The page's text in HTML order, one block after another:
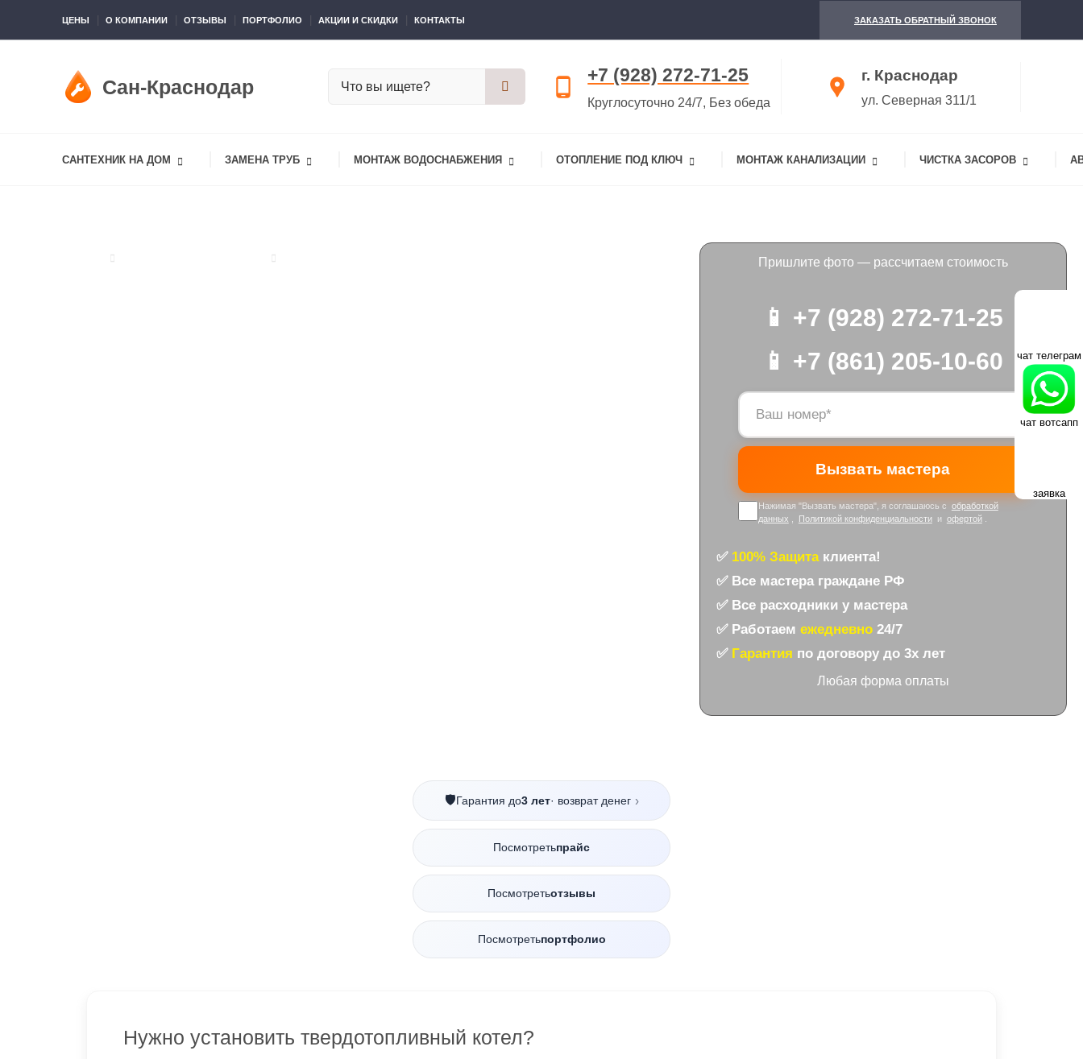
ЦЕНЫ О КОМПАНИИ ОТЗЫВЫ ПОРТФОЛИО АКЦИИ И СКИДКИ КОНТАКТЫ ЗАКАЗАТЬ ОБРАТНЫЙ ЗВОНОК
Сан-Краснодар
+7 (928) 272-71-25
Круглосуточно 24/7, Без обеда
г. Краснодар
ул. Северная 311/1
САНТЕХНИК НА ДОМ ЗАМЕНА ТРУБ МОНТАЖ ВОДОСНАБЖЕНИЯ ОТОПЛЕНИЕ ПОД КЛЮЧ МОНТАЖ КАНАЛИЗАЦИИ ЧИСТКА ЗАСОРОВ
Пришлите фото — рассчитаем стоимость
📱 +7 (928) 272-71-25
📱 +7 (861) 205-10-60
Нажимая "Вызвать мастера", я соглашаюсь с обработкой
данных
Политикой конфиденциальности и офертой
✅ 100% Защитаклиента!
✅ Все мастера граждане РФ
✅ Все расходники у мастера
✅ Работаем ежедневно24/7
✅ Гарантия по договору до 3х лет
Любая форма оплаты
🛡️Гарантия до3 лет· возврат денег ›
Посмотретьпрайс
Посмотретьотзывы
Посмотретьпортфолио
Нужно установить твердотопливный котел?
чат вотсапп
чат телеграм
заявка